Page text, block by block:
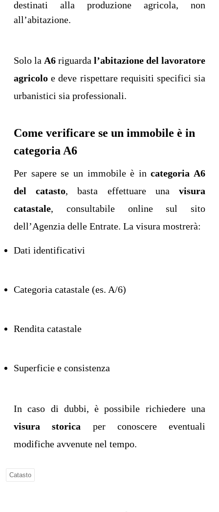
destinati alla produzione agricola, non
all’abitazione.
Solo la A6 riguarda l’abitazione del lavoratore
agricolo e deve rispettare requisiti specifici sia
urbanistici sia professionali.
Come verificare se un immobile è in
categoria A6
Per sapere se un immobile è incategoria A6
del catasto, basta effettuare unavisura
catastale, consultabile online sul sito
dell’Agenzia delle Entrate. La visura mostrerà:
Dati identificativi
Categoria catastale (es. A/6)
Rendita catastale
Superficie e consistenza
In caso di dubbi, è possibile richiedere una
visura storica per conoscere eventuali
modifiche avvenute nel tempo.
Catasto